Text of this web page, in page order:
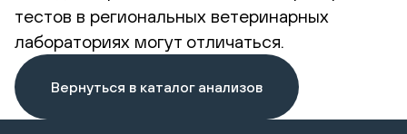
тестов в региональных ветеринарных
лабораториях могут отличаться.
Вернуться в каталог анализов